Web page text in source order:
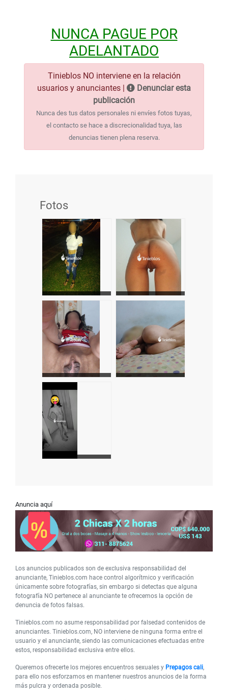
NUNCA PAGUE POR
ADELANTADO
Tinieblos NO interviene en la relación
usuarios y anunciantes |
Denunciar esta
publicación
Nunca des tus datos personales ni envíes fotos tuyas,
el contacto se hace a discrecionalidad tuya, las
denuncias tienen plena reserva.
Fotos
Anuncia aquí
Los anuncios publicados son de exclusiva responsabilidad del
anunciante, Tinieblos.com hace control algorítmico y verificación
únicamente sobre fotografías, sin embargo si detectas que alguna
fotografía NO pertenece al anunciante te ofrecemos la opción de
denuncia de fotos falsas.
Tinieblos.com no asume responsabilidad por falsedad contenidos de
anunciantes. Tinieblos.com, NO interviene de ninguna forma entre el
usuario y el anunciante, siendo las comunicaciones efectuadas entre
estos, responsabilidad exclusiva entre ellos.
Queremos ofrecerte los mejores encuentros sexuales y Prepagos cali,
para ello nos esforzamos en mantener nuestros anuncios de la forma
más pulcra y ordenada posible.